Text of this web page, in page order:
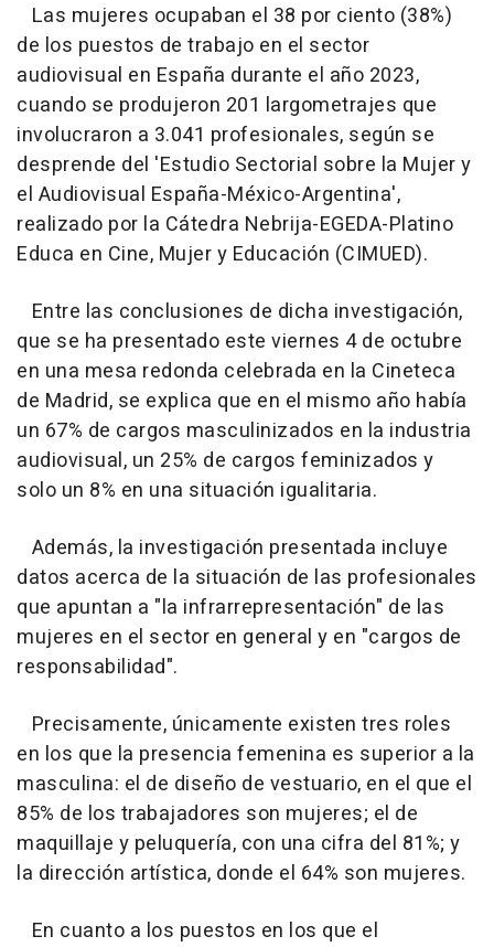
Las mujeres ocupaban el 38 por ciento (38%)
de los puestos de trabajo en el sector
audiovisual en España durante el año 2023,
cuando se produjeron 201 largometrajes que
involucraron a 3.041 profesionales, según se
desprende del 'Estudio Sectorial sobre la Mujer y
el Audiovisual España-México-Argentina',
realizado por la Cátedra Nebrija-EGEDA-Platino
Educa en Cine, Mujer y Educación (CIMUED).
Entre las conclusiones de dicha investigación,
que se ha presentado este viernes 4 de octubre
en una mesa redonda celebrada en la Cineteca
de Madrid, se explica que en el mismo año había
un 67% de cargos masculinizados en la industria
audiovisual, un 25% de cargos feminizados y
solo un 8% en una situación igualitaria.
Además, la investigación presentada incluye
datos acerca de la situación de las profesionales
que apuntan a "la infrarrepresentación" de las
mujeres en el sector en general y en "cargos de
responsabilidad".
Precisamente, únicamente existen tres roles
en los que la presencia femenina es superior a la
masculina: el de diseño de vestuario, en el que el
85% de los trabajadores son mujeres; el de
maquillaje y peluquería, con una cifra del 81%; y
la dirección artística, donde el 64% son mujeres.
En cuanto a los puestos en los que el